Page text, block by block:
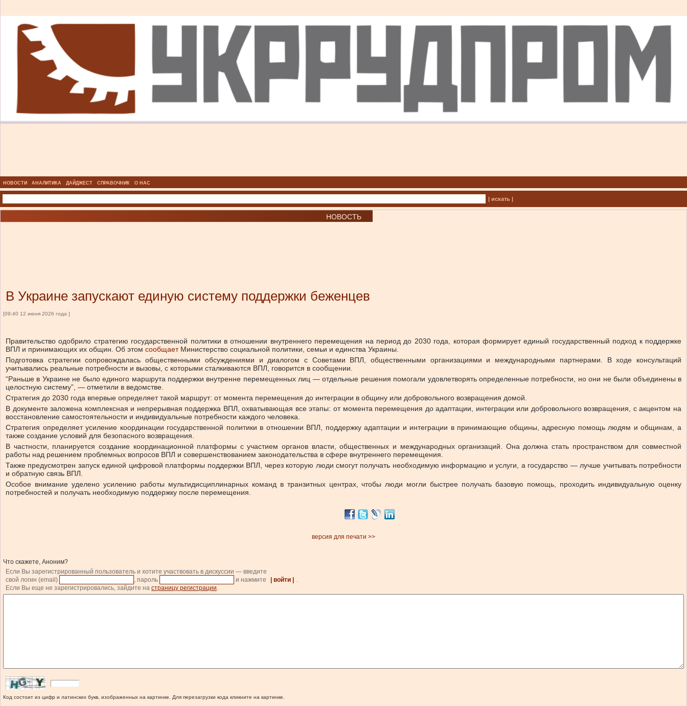
НОВОСТИ АНАЛИТИКА ДАЙДЖЕСТ СПРАВОЧНИК О НАС
| искать |
НОВОСТЬ
В Украине запускают единую систему поддержки беженцев
[09:40 12 июня 2026 года ]
Правительство одобрило стратегию государственной политики в отношении внутреннего перемещения на период до 2030 года, которая формирует единый государственный подход к поддержке
ВПЛ и принимающих их общин. Об этом сообщает Министерство социальной политики, семьи и единства Украины.
Подготовка стратегии сопровождалась общественными обсуждениями и диалогом с Советами ВПЛ, общественными организациями и международными партнерами. В ходе консультаций
учитывались реальные потребности и вызовы, с которыми сталкиваются ВПЛ, говорится в сообщении.
“Раньше в Украине не было единого маршрута поддержки внутренне перемещенных лиц — отдельные решения помогали удовлетворять определенные потребности, но они не были объединены в
целостную систему”, — отметили в ведомстве.
Стратегия до 2030 года впервые определяет такой маршрут: от момента перемещения до интеграции в общину или добровольного возвращения домой.
В документе заложена комплексная и непрерывная поддержка ВПЛ, охватывающая все этапы: от момента перемещения до адаптации, интеграции или добровольного возвращения, с акцентом на
восстановление самостоятельности и индивидуальные потребности каждого человека.
Стратегия определяет усиление координации государственной политики в отношении ВПЛ, поддержку адаптации и интеграции в принимающие общины, адресную помощь людям и общинам, а
также создание условий для безопасного возвращения.
В частности, планируется создание координационной платформы с участием органов власти, общественных и международных организаций. Она должна стать пространством для совместной
работы над решением проблемных вопросов ВПЛ и совершенствованием законодательства в сфере внутреннего перемещения.
Также предусмотрен запуск единой цифровой платформы поддержки ВПЛ, через которую люди смогут получать необходимую информацию и услуги, а государство — лучше учитывать потребности
и обратную связь ВПЛ.
Особое внимание уделено усилению работы мультидисциплинарных команд в транзитных центрах, чтобы люди могли быстрее получать базовую помощь, проходить индивидуальную оценку
потребностей и получать необходимую поддержку после перемещения.
версия для печати >>
Что скажете, Аноним?
Если Вы зарегистрированный пользователь и хотите участвовать в дискуссии — введите
свой логин (email)
, пароль и нажмите | войти |
.
Если Вы еще не зарегистрировались, зайдите на страницу регистрации.
Код состоит из цифр и латинских букв, изображенных на картинке. Для перезагрузки кода кликните на картинке.